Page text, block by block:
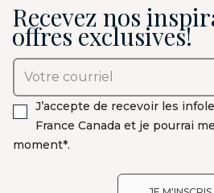
Recevez nos
offres exclusives!
J’accepte de recevoir les
France Canada et je pourrai
moment*.